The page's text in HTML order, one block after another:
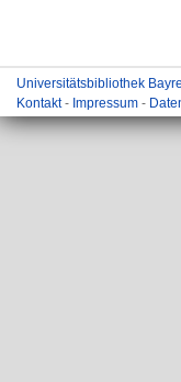
Universitätsbibliothek
Kontakt- Impressum -